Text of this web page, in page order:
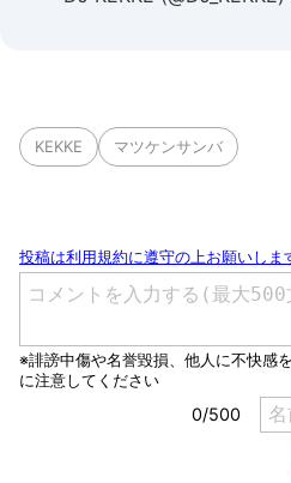
KEKKE マツケンサンバ